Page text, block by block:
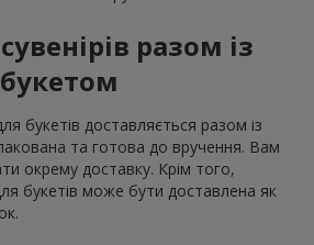
разом із
букетом
букетів доставляється разом із
та готова до вручення. Вам
окрему доставку. Крім того,
букетів може бути доставлена як